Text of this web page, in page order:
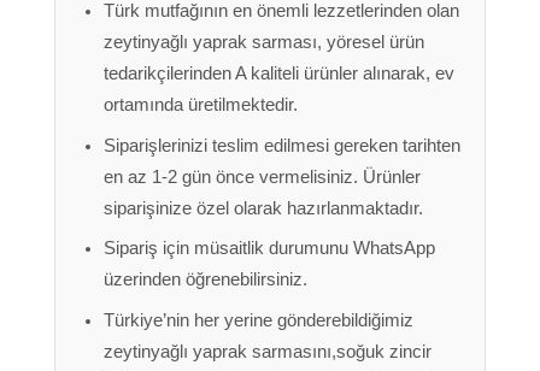
Türk mutfağının en önemli lezzetlerinden olan
zeytinyağlı yaprak sarması, yöresel ürün
tedarikçilerinden A kaliteli ürünler alınarak, ev
ortamında üretilmektedir.
Siparişlerinizi teslim edilmesi gereken tarihten
en az 1-2 gün önce vermelisiniz. Ürünler
siparişinize özel olarak hazırlanmaktadır.
Sipariş için müsaitlik durumunu WhatsApp
üzerinden öğrenebilirsiniz.
Türkiye’nin her yerine gönderebildiğimiz
zeytinyağlı yaprak sarmasını,soğuk zincir